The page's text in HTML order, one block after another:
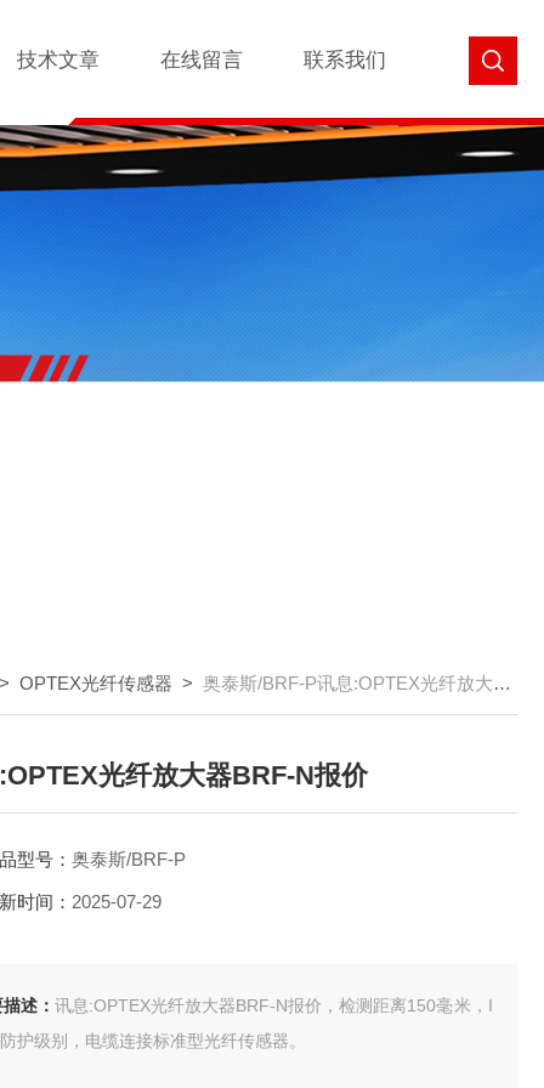
技术文章 在线留言 联系我们
OPTEX光纤传感器 >奥泰斯/BRF-P讯息:OPTEX光纤放大器BRF-N报价
光纤放大器BRF-N报价
型号： 奥泰斯/BRF-P
时间： 2025-07-29
述： 讯息:OPTEX光纤放大器BRF-N报价，检测距离150毫米，I
护级别，电缆连接标准型光纤传感器。